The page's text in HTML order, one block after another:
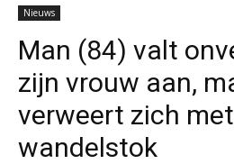
Nieuws
Man (84) valt
zijn vrouw aan,
verweert zich
wandelstok